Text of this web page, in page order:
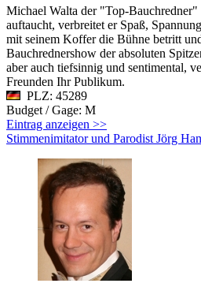
Michael Walta der "Top-
auftaucht, verbreitet er Spaß,
mit seinem Koffer die Bühne betritt
Bauchrednershow der absoluten
aber auch tiefsinnig und sentimental,
Freunden Ihr Publikum.
PLZ: 45289
Budget / Gage: M
Eintrag anzeigen >>
Stimmenimitator und Parodist Jörg